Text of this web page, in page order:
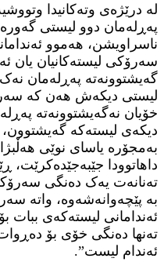
لە درێژەی وتەکانیدا
پەڕلەمان دوو لیستی
ناسراویشن، هەموو
سەرۆکی لیستەکانیان یان
گەیشتوونەتە پەڕلەمان
لیستی دیکەش هەن کە
خۆیان نەگەیشتوونەتە
دیکەی لیستەکە گەیشتوون،
بەمجۆرە یاسای نوێی
داهاتوودا جێبەجێدەکرێت،
تەنانەت یەک دەنگی
بە پێچەوانەشەوە، واتە
ئەندامانی لیستەکەی
تەنها دەنگی خۆی بۆ
ئەندام لیست”.